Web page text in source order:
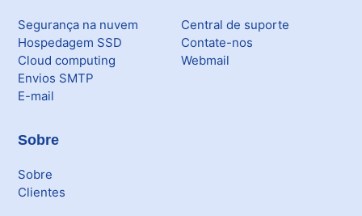
Segurança na nuvem
Hospedagem SSD
Cloud computing
Envios SMTP
E-mail
Central de suporte
Contate-nos
Webmail
Sobre
Sobre
Clientes